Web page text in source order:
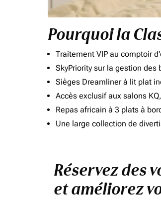
Pourquoi la
Traitement VIP au comptoir
SkyPriority sur la gestion
Sièges Dreamliner à lit plat
Accès exclusif aux salons
Repas africain à 3 plats à
Une large collection de
Réservez des
et améliorez